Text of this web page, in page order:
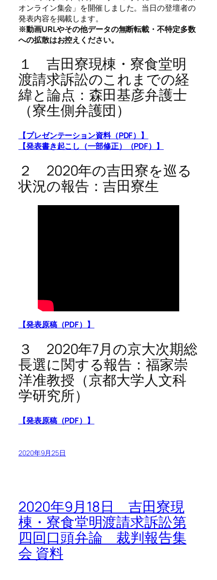
オンライン集会」を開催しました。当日の登壇者の
発表内容を掲載します。
※動画URLやその他データの無断転載・不特定多数
への拡散はお控えください。
１ 吉田寮現棟・寮食堂明
渡請求訴訟のこれまでの経
緯と論点：森田基彦弁護士
（寮生側弁護団）
【プレゼンテーション資料（PDF）】
【発表書き起こし（一部修正）（PDF）】
２ 2020年の吉田寮を巡る
状況の報告：吉田寮生
【発表原稿（PDF）】
３ 2020年7月の京大次期総
長選に関する報告：福家崇
洋准教授（京都大学人文科
学研究所）
【発表原稿（PDF）】
2020年9月25日
2020年9月18日 吉田寮現
棟・寮食堂明渡請求訴訟第
四回口頭弁論 裁判報告集
会 資料